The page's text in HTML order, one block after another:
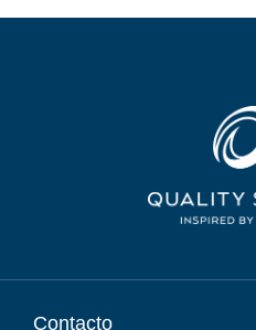
Contacto